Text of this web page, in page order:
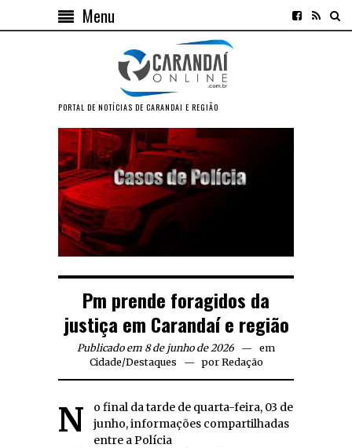
Menu
PORTAL DE NOTÍCIAS DE CARANDAI E REGIÃO
Pm prende foragidos da
justiça em Carandaí e região
Publicado em 8 de junho de 2026
em
Cidade/Destaques por Redação
No final da tarde de quarta-feira, 03 de
junho, informações compartilhadas
entre a Polícia